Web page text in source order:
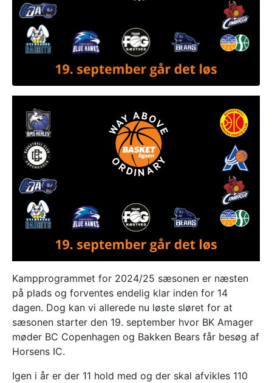
Kampprogrammet for 2024/25 sæsonen er næsten
på plads og forventes endelig klar inden for 14
dagen. Dog kan vi allerede nu løste sløret for at
sæsonen starter den 19. september hvor BK Amager
møder BC Copenhagen og Bakken Bears får besøg af
Horsens IC.
Igen i år er der 11 hold med og der skal afvikles 110